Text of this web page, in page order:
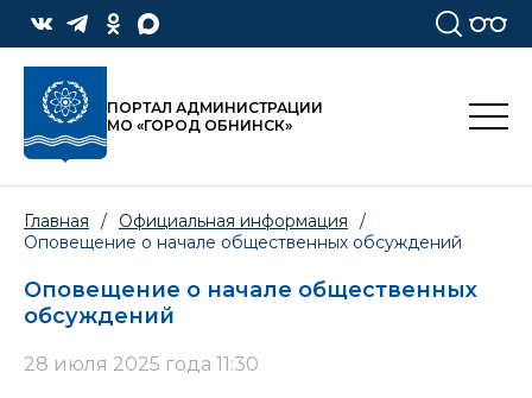
ПОРТАЛ АДМИНИСТРАЦИИ
МО «ГОРОД ОБНИНСК»
Главная / Официальная информация
/
Оповещение о начале общественных обсуждений
Оповещение о начале общественных
обсуждений
28 июля 2025 года 11:30